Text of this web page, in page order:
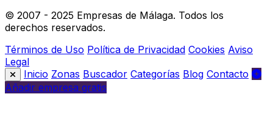
© 2007 - 2025 Empresas de Málaga. Todos los
derechos reservados.
Términos de Uso Política de Privacidad Cookies Aviso
Legal
Inicio Zonas Buscador Categorías Blog Contacto
Añadir empresa gratis